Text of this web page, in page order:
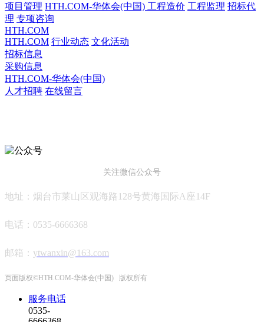
项目管理 HTH.COM-华体会(中国) 工程造价 工程监理 招标代
理 专项咨询
HTH.COM
HTH.COM 行业动态 文化活动
招标信息
采购信息
HTH.COM-华体会(中国)
人才招聘 在线留言
关注微信公众号
地址：烟台市莱山区观海路128号黄海国际A座14F
电话：0535-6666368
邮箱 ： ytwanxin@163.com
页面版权©HTH.COM-华体会(中国) 版权所有
服务电话
0535-